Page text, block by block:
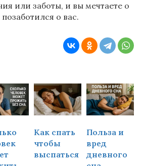
или заботы, и вы мечтаете о
о вас.
Как спать
чтобы
выспаться
Польза и
вред
дневного